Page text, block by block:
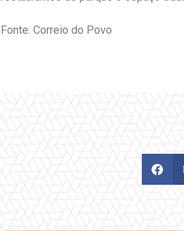
Fonte: Correio do Povo